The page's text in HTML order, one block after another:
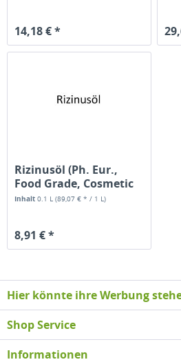
14,18 € *
Rizinusöl (Ph. Eur.,
Food Grade, Cosmetic
Grade)
Inhalt0.1 L(89,07 € * / 1 L)
8,91 € *
Hier könnte ihre Werbung
Shop Service
Informationen